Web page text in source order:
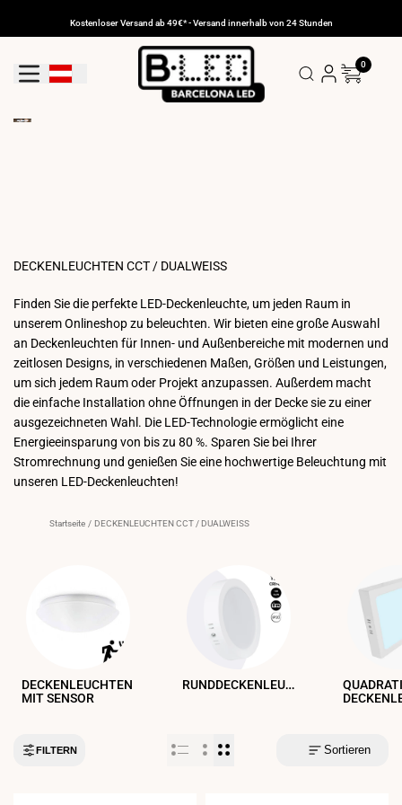
Kostenloser Versand ab 49€* - Versand innerhalb von 24 Stunden
Geolokalisierungs-Schaltfläche: Österreich
0
DECKENLEUCHTEN CCT / DUALWEISS
Finden Sie die perfekte LED-Deckenleuchte, um jeden Raum in
unserem Onlineshop zu beleuchten. Wir bieten eine große Auswahl
an Deckenleuchten für Innen- und Außenbereiche mit modernen und
zeitlosen Designs, in verschiedenen Maßen, Größen und Leistungen,
um sich jedem Raum oder Projekt anzupassen. Außerdem macht
die einfache Installation ohne Öffnungen in der Decke sie zu einer
ausgezeichneten Wahl. Die LED-Technologie ermöglicht eine
Energieeinsparung von bis zu 80 %. Sparen Sie bei Ihrer
Stromrechnung und genießen Sie eine hochwertige Beleuchtung mit
unseren LED-Deckenleuchten!
Startseite / DECKENLEUCHTEN CCT / DUALWEISS
DECKENLEUCHTEN
MIT SENSOR
RUNDDECKENLEUCHTEN
FILTERN Sortieren